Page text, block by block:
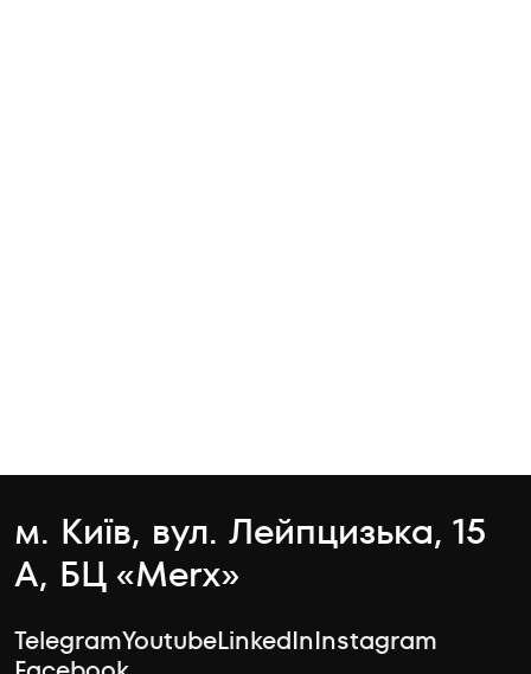
м. Київ, вул. Лейпцизька, 15
А, БЦ «Merx»
TelegramYoutubeLinkedInInstagram